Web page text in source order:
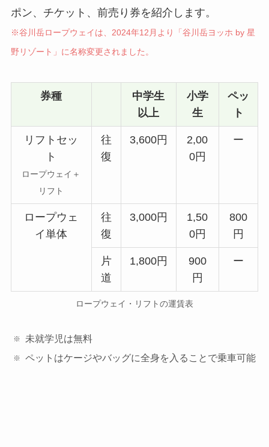
ポン、チケット、前売り券を紹介します。
※谷川岳ロープウェイは、2024年12月より「谷川岳ヨッホ by 星
野リゾート」に名称変更されました 。
券種
中学生
以上
小学
生
ペッ
ト
リフトセッ
ト
ロープウェイ＋
リフト
往
復
3,600円
2,00
0円
ー
ロープウェ
イ単体
往
復
3,000円
1,50
0円
800
円
片
道
1,800円
900
円
ー
ロープウェイ・リフトの運賃表
未就学児は無料
ペットはケージやバッグに全身を入ることで乗車可能